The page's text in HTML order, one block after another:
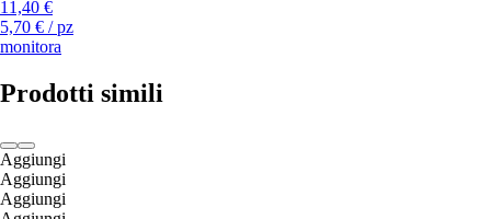
11,40 €
5,70 € / pz
monitora
Prodotti simili
Aggiungi
Aggiungi
Aggiungi